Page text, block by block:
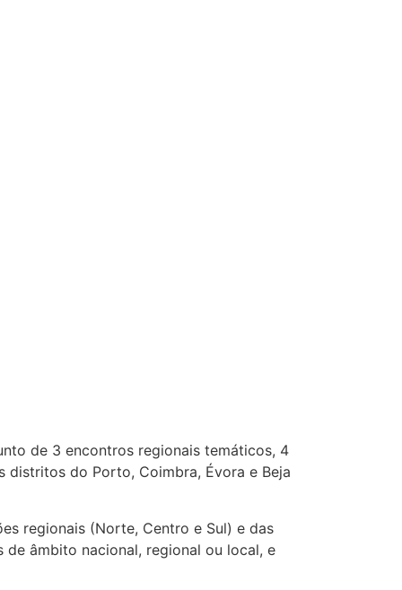
de 3 encontros regionais temáticos, 4
distritos do Porto, Coimbra, Évora e Beja
regionais (Norte, Centro e Sul) e das
de âmbito nacional, regional ou local, e